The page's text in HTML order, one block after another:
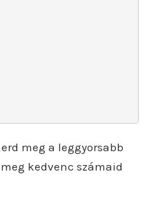
meg a leggyorsabb
kedvenc számaid